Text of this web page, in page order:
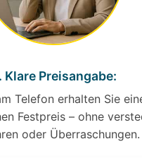
Klare Preisangabe:
Telefon erhalten Sie
Festpreis – ohne
oder Überraschungen.